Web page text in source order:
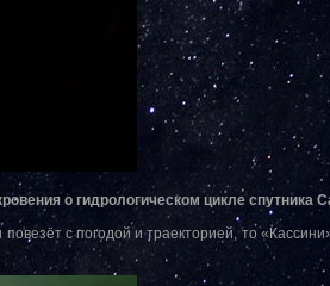
о гидрологическом цикле спутника
с погодой и траекторией, то